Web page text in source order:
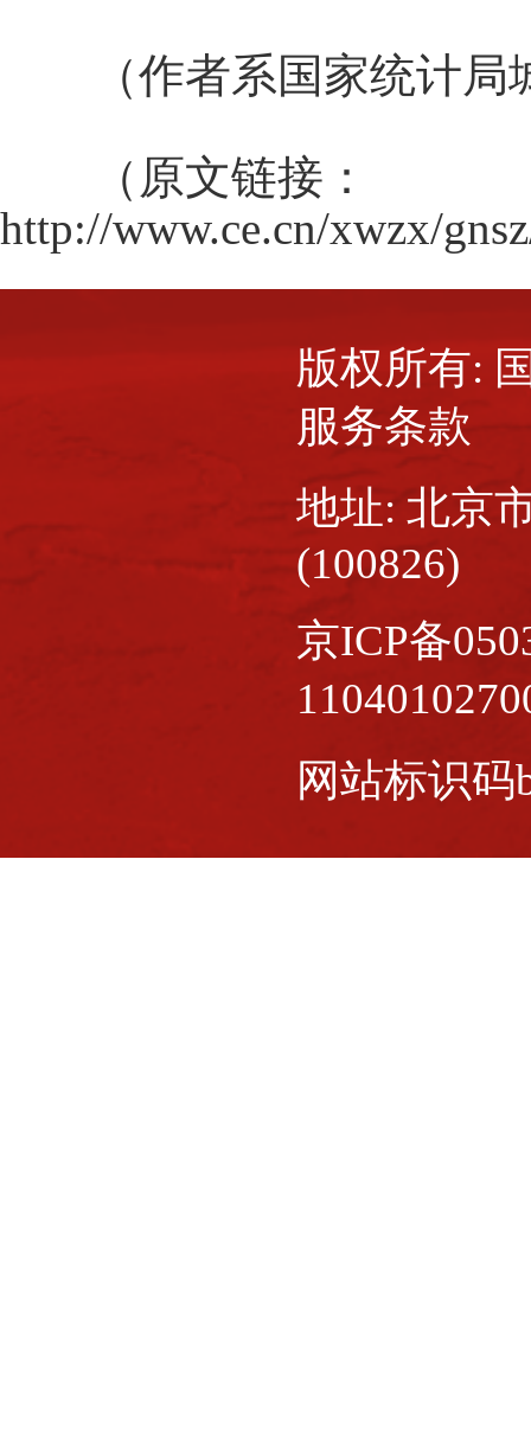
（作者系国家统计局
（原文链接：
http://www.ce.cn/xwzx/
版权所有
服务条款
地址: 北京
(100826)
京ICP备
网站标识码